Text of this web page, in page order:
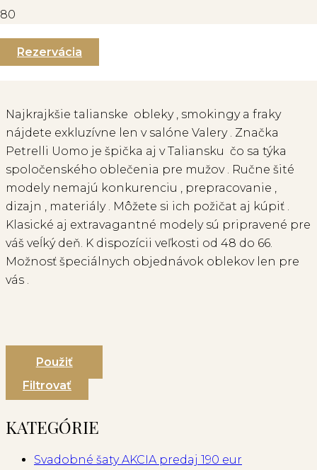
Rezervácia
KOLEKCIA PETRELLI 2026
Najkrajkšie talianske obleky , smokingy a fraky
nájdete exkluzívne len v salóne Valery . Značka
Petrelli Uomo je špička aj v Taliansku čo sa týka
spoločenského oblečenia pre mužov . Ručne šité
modely nemajú konkurenciu , prepracovanie ,
dizajn , materiály . Môžete si ich požičat aj kúpiť .
Klasické aj extravagantné modely sú pripravené pre
váš veĺký deň. K dispozícii veľkosti od 48 do 66.
Možnosť špeciálnych objednávok oblekov len pre
vás .
Použiť
Filtrovať
KATEGÓRIE
Svadobné šaty AKCIA predaj 190 eur